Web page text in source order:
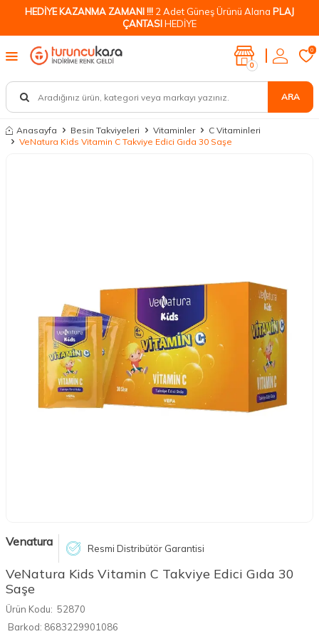
HEDİYE KAZANMA ZAMANI !!! 2 Adet Güneş Ürünü Alana PLAJ
ÇANTASIHEDİYE
ARA
0
0
Anasayfa Besin Takviyeleri Vitaminler
C Vitaminleri
VeNatura Kids Vitamin C Takviye Edici Gıda 30 Saşe
Venatura Resmi Distribütör Garantisi
VeNatura Kids Vitamin C Takviye Edici Gıda 30
Saşe
Ürün Kodu: 52870
Barkod: 8683229901086